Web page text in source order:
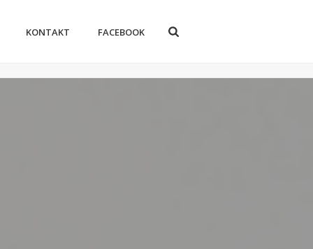
KONTAKT FACEBOOK